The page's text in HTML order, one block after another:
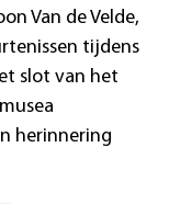
Van de Velde,
tijdens
slot van het
herinnering